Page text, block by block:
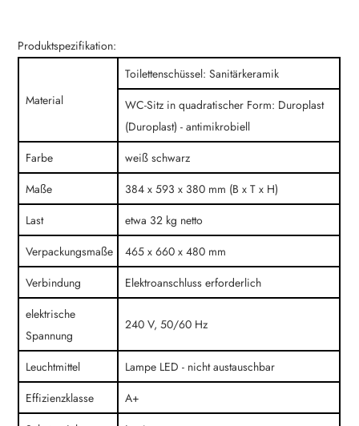
Produktspezifikation:
Material
Toilettenschüssel: Sanitärkeramik
WC-Sitz in quadratischer Form: Duroplast
(Duroplast) - antimikrobiell
Farbe
weiß schwarz
Maße
384 x 593 x 380 mm (B x T x H)
Last
etwa 32 kg netto
Verpackungsmaße
465 x 660 x 480 mm
Verbindung
Elektroanschluss erforderlich
elektrische
Spannung
240 V, 50/60 Hz
Leuchtmittel
Lampe LED - nicht austauschbar
Effizienzklasse
A+